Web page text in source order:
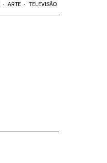
ARTE TELEVISÃO